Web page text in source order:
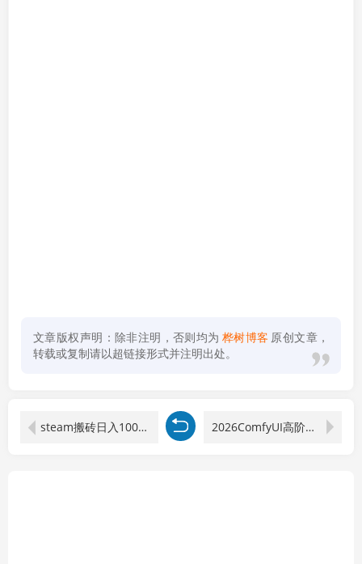
文章版权声明：除非注明，否则均为 桦树博客 原创文章，
转载或复制请以超链接形式并注明出处。
steam搬砖日入1000+核心玩法，副业的不二之选，收益已经十分稳定 2026ComfyUI高阶漫剧视频课2.0，云端本地双端部署，FLUX千问Wan2.2全模型工作流完整教学